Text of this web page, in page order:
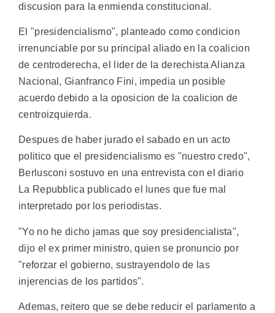
discusion para la enmienda constitucional.
El "presidencialismo", planteado como condicion
irrenunciable por su principal aliado en la coalicion
de centroderecha, el lider de la derechista Alianza
Nacional, Gianfranco Fini, impedia un posible
acuerdo debido a la oposicion de la coalicion de
centroizquierda.
Despues de haber jurado el sabado en un acto
politico que el presidencialismo es "nuestro credo",
Berlusconi sostuvo en una entrevista con el diario
La Repubblica publicado el lunes que fue mal
interpretado por los periodistas.
"Yo no he dicho jamas que soy presidencialista",
dijo el ex primer ministro, quien se pronuncio por
"reforzar el gobierno, sustrayendolo de las
injerencias de los partidos".
Ademas, reitero que se debe reducir el parlamento a